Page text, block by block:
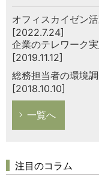
オフィスカイゼン
[2022.7.24]
企業のテレワーク
[2019.11.12]
総務担当者の環境
[2018.10.10]
一覧へ
注目のコラム